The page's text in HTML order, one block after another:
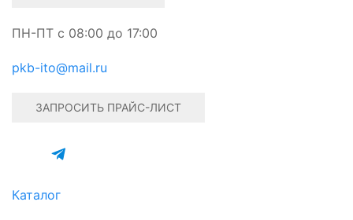
ПН-ПТ c 08:00 до 17:00
pkb-ito@mail.ru
ЗАПРОСИТЬ ПРАЙС-ЛИСТ
Каталог